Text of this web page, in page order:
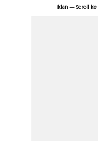
Iklan — Scroll